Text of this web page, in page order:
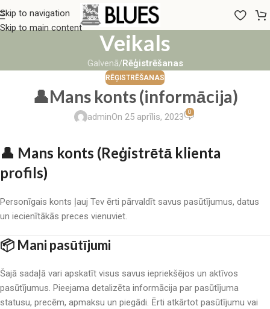
Skip to navigation
Skip to main content
Veikals
Galvenā/Rēģistrēšanas
RĒĢISTRĒŠANAS
👤Mans konts (informācija)
adminOn 25 aprīlis, 2023 0
👤 Mans konts (Reģistrētā klienta
profils)
Personīgais konts ļauj Tev ērti pārvaldīt savus pasūtījumus, datus
un iecienītākās preces vienuviet.
📦 Mani pasūtījumi
Šajā sadaļā vari apskatīt visus savus iepriekšējos un aktīvos
pasūtījumus. Pieejama detalizēta informācija par pasūtījuma
statusu, precēm, apmaksu un piegādi. Ērti atkārtot pasūtījumu vai